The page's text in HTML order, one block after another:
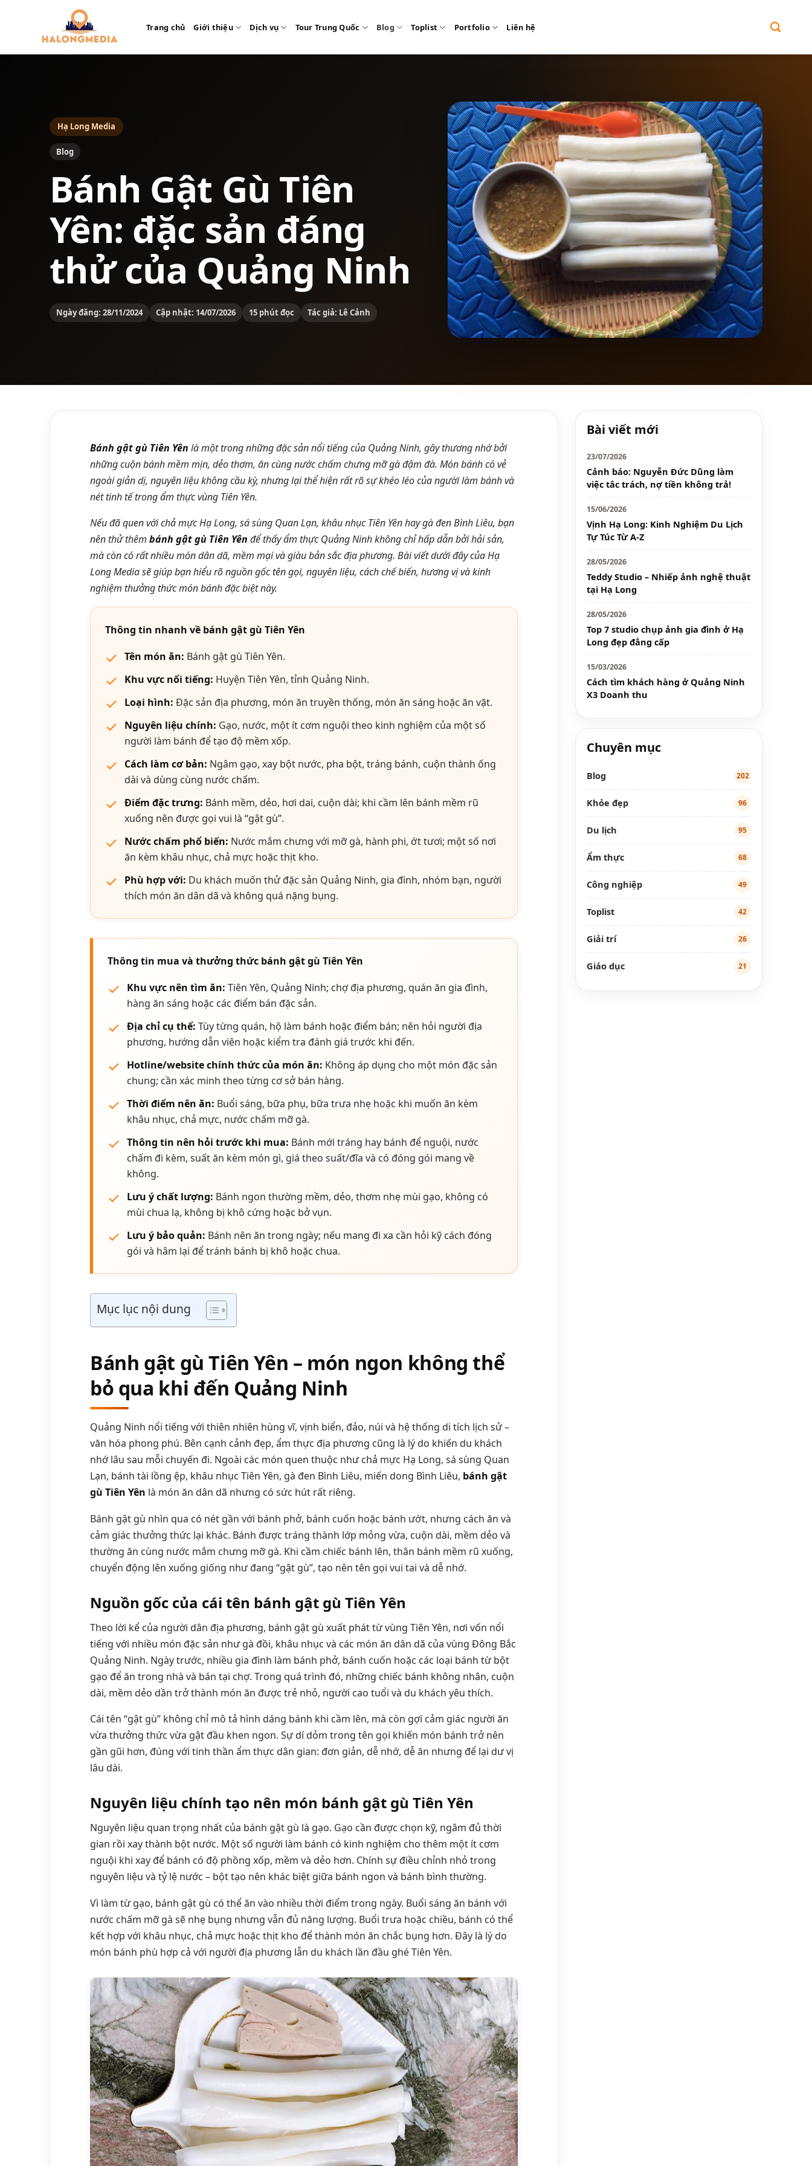
dung
Trang chủ Giới thiệu Dịch vụ Tour Trung Quốc Blog Toplist Portfolio Liên hệ
Hạ Long Media
Blog
Bánh Gật Gù Tiên
Yên: đặc sản đáng
thử của Quảng Ninh
Ngày đăng: 28/11/2024 Cập nhật: 14/07/2026 15 phút đọc Tác giả: Lê Cảnh
Bánh gật gù Tiên Yên là một trong những đặc sản nổi tiếng của Quảng Ninh, gây thương nhớ bởi
những cuộn bánh mềm mịn, dẻo thơm, ăn cùng nước chấm chưng mỡ gà đậm đà. Món bánh có vẻ
ngoài giản dị, nguyên liệu không cầu kỳ, nhưng lại thể hiện rất rõ sự khéo léo của người làm bánh và
nét tinh tế trong ẩm thực vùng Tiên Yên.
Nếu đã quen với chả mực Hạ Long, sá sùng Quan Lạn, khâu nhục Tiên Yên hay gà đen Bình Liêu, bạn
nên thử thêm bánh gật gù Tiên Yên để thấy ẩm thực Quảng Ninh không chỉ hấp dẫn bởi hải sản,
mà còn có rất nhiều món dân dã, mềm mại và giàu bản sắc địa phương. Bài viết dưới đây của Hạ
Long Media sẽ giúp bạn hiểu rõ nguồn gốc tên gọi, nguyên liệu, cách chế biến, hương vị và kinh
nghiệm thưởng thức món bánh đặc biệt này.
Thông tin nhanh về bánh gật gù Tiên Yên
Tên món ăn: Bánh gật gù Tiên Yên.
Khu vực nổi tiếng: Huyện Tiên Yên, tỉnh Quảng Ninh.
Loại hình: Đặc sản địa phương, món ăn truyền thống, món ăn sáng hoặc ăn vặt.
Nguyên liệu chính: Gạo, nước, một ít cơm nguội theo kinh nghiệm của một số
người làm bánh để tạo độ mềm xốp.
Cách làm cơ bản: Ngâm gạo, xay bột nước, pha bột, tráng bánh, cuộn thành ống
dài và dùng cùng nước chấm.
Điểm đặc trưng: Bánh mềm, dẻo, hơi dai, cuộn dài; khi cầm lên bánh mềm rũ
xuống nên được gọi vui là “gật gù”.
Nước chấm phổ biến: Nước mắm chưng với mỡ gà, hành phi, ớt tươi; một số nơi
ăn kèm khâu nhục, chả mực hoặc thịt kho.
Phù hợp với: Du khách muốn thử đặc sản Quảng Ninh, gia đình, nhóm bạn, người
thích món ăn dân dã và không quá nặng bụng.
Thông tin mua và thưởng thức bánh gật gù Tiên Yên
Khu vực nên tìm ăn: Tiên Yên, Quảng Ninh; chợ địa phương, quán ăn gia đình,
hàng ăn sáng hoặc các điểm bán đặc sản.
Địa chỉ cụ thể: Tùy từng quán, hộ làm bánh hoặc điểm bán; nên hỏi người địa
phương, hướng dẫn viên hoặc kiểm tra đánh giá trước khi đến.
Hotline/website chính thức của món ăn: Không áp dụng cho một món đặc sản
chung; cần xác minh theo từng cơ sở bán hàng.
Thời điểm nên ăn: Buổi sáng, bữa phụ, bữa trưa nhẹ hoặc khi muốn ăn kèm
khâu nhục, chả mực, nước chấm mỡ gà.
Thông tin nên hỏi trước khi mua: Bánh mới tráng hay bánh để nguội, nước
chấm đi kèm, suất ăn kèm món gì, giá theo suất/đĩa và có đóng gói mang về
không.
Lưu ý chất lượng: Bánh ngon thường mềm, dẻo, thơm nhẹ mùi gạo, không có
mùi chua lạ, không bị khô cứng hoặc bở vụn.
Lưu ý bảo quản: Bánh nên ăn trong ngày; nếu mang đi xa cần hỏi kỹ cách đóng
gói và hâm lại để tránh bánh bị khô hoặc chua.
Mục lục nội dung
Bánh gật gù Tiên Yên – món ngon không thể
bỏ qua khi đến Quảng Ninh
Quảng Ninh nổi tiếng với thiên nhiên hùng vĩ, vịnh biển, đảo, núi và hệ thống di tích lịch sử –
văn hóa phong phú. Bên cạnh cảnh đẹp, ẩm thực địa phương cũng là lý do khiến du khách
nhớ lâu sau mỗi chuyến đi. Ngoài các món quen thuộc như chả mực Hạ Long, sá sùng Quan
Lạn, bánh tài lồng ệp, khâu nhục Tiên Yên, gà đen Bình Liêu, miến dong Bình Liêu, bánh gật
gù Tiên Yên là món ăn dân dã nhưng có sức hút rất riêng.
Bánh gật gù nhìn qua có nét gần với bánh phở, bánh cuốn hoặc bánh ướt, nhưng cách ăn và
cảm giác thưởng thức lại khác. Bánh được tráng thành lớp mỏng vừa, cuộn dài, mềm dẻo và
thường ăn cùng nước mắm chưng mỡ gà. Khi cầm chiếc bánh lên, thân bánh mềm rũ xuống,
chuyển động lên xuống giống như đang “gật gù”, tạo nên tên gọi vui tai và dễ nhớ.
Nguồn gốc của cái tên bánh gật gù Tiên Yên
Theo lời kể của người dân địa phương, bánh gật gù xuất phát từ vùng Tiên Yên, nơi vốn nổi
tiếng với nhiều món đặc sản như gà đồi, khâu nhục và các món ăn dân dã của vùng Đông Bắc
Quảng Ninh. Ngày trước, nhiều gia đình làm bánh phở, bánh cuốn hoặc các loại bánh từ bột
gạo để ăn trong nhà và bán tại chợ. Trong quá trình đó, những chiếc bánh không nhân, cuộn
dài, mềm dẻo dần trở thành món ăn được trẻ nhỏ, người cao tuổi và du khách yêu thích.
Cái tên “gật gù” không chỉ mô tả hình dáng bánh khi cầm lên, mà còn gợi cảm giác người ăn
vừa thưởng thức vừa gật đầu khen ngon. Sự dí dỏm trong tên gọi khiến món bánh trở nên
gần gũi hơn, đúng với tinh thần ẩm thực dân gian: đơn giản, dễ nhớ, dễ ăn nhưng để lại dư vị
lâu dài.
Nguyên liệu chính tạo nên món bánh gật gù Tiên Yên
Nguyên liệu quan trọng nhất của bánh gật gù là gạo. Gạo cần được chọn kỹ, ngâm đủ thời
gian rồi xay thành bột nước. Một số người làm bánh có kinh nghiệm cho thêm một ít cơm
nguội khi xay để bánh có độ phồng xốp, mềm và dẻo hơn. Chính sự điều chỉnh nhỏ trong
nguyên liệu và tỷ lệ nước – bột tạo nên khác biệt giữa bánh ngon và bánh bình thường.
Vì làm từ gạo, bánh gật gù có thể ăn vào nhiều thời điểm trong ngày. Buổi sáng ăn bánh với
nước chấm mỡ gà sẽ nhẹ bụng nhưng vẫn đủ năng lượng. Buổi trưa hoặc chiều, bánh có thể
kết hợp với khâu nhục, chả mực hoặc thịt kho để thành món ăn chắc bụng hơn. Đây là lý do
món bánh phù hợp cả với người địa phương lẫn du khách lần đầu ghé Tiên Yên.
Bài viết mới
23/07/2026
Cảnh báo: Nguyễn Đức Dũng làm
việc tắc trách, nợ tiền không trả!
15/06/2026
Vịnh Hạ Long: Kinh Nghiệm Du Lịch
Tự Túc Từ A-Z
28/05/2026
Teddy Studio – Nhiếp ảnh nghệ thuật
tại Hạ Long
28/05/2026
Top 7 studio chụp ảnh gia đình ở Hạ
Long đẹp đẳng cấp
15/03/2026
Cách tìm khách hàng ở Quảng Ninh
X3 Doanh thu
Chuyên mục
Blog 202
Khỏe đẹp 96
Du lịch 95
Ẩm thực 68
Công nghiệp 49
Toplist 42
Giải trí 26
Giáo dục 21